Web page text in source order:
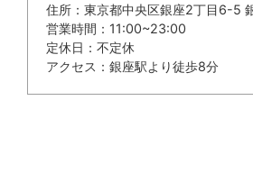
住所：東京都中央区銀座2丁目6-5
営業時間：11:00~23:00
定休日：不定休
アクセス：銀座駅より徒歩8分